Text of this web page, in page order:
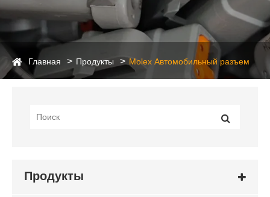
Главная Продукты Molex Автомобильный разъем
Продукты